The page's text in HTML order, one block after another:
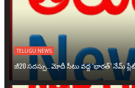
TELUGU NEWS
జీ20 సదస్సు.. మోదీ సీటు వద్ద ‘భారత్’ నేమ్